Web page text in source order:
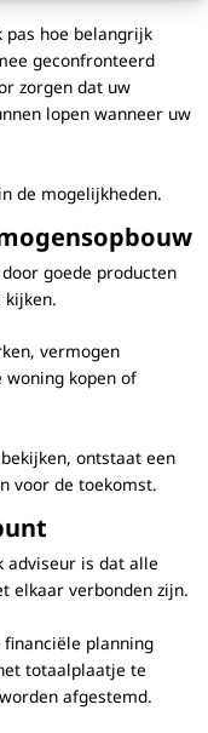
pas hoe belangrijk
geconfronteerd
zorgen dat uw
lopen wanneer uw
de mogelijkheden.
goede producten
vermogen
woning kopen of
ontstaat een
voor de toekomst.
adviseur is dat alle
elkaar verbonden zijn.
financiële planning
totaalplaatje te
afgestemd.